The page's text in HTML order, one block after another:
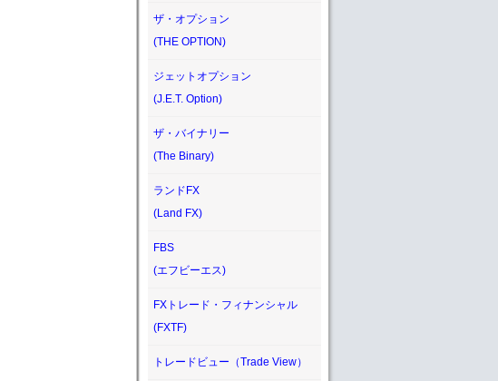
ザ・オプション
(THE OPTION)
ジェットオプション
(J.E.T. Option)
ザ・バイナリー
(The Binary)
ランドFX
(Land FX)
FBS
(エフビーエス)
FXトレード・フィナンシャル
(FXTF)
トレードビュー（Trade View）